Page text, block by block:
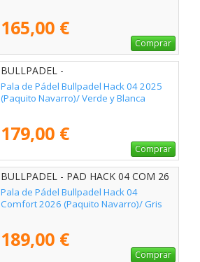
165,00 €
Comprar
BULLPADEL -
Pala de Pádel Bullpadel Hack 04 2025
(Paquito Navarro)/ Verde y Blanca
179,00 €
Comprar
BULLPADEL - PAD HACK 04 COM 26
Pala de Pádel Bullpadel Hack 04
Comfort 2026 (Paquito Navarro)/ Gris
189,00 €
Comprar